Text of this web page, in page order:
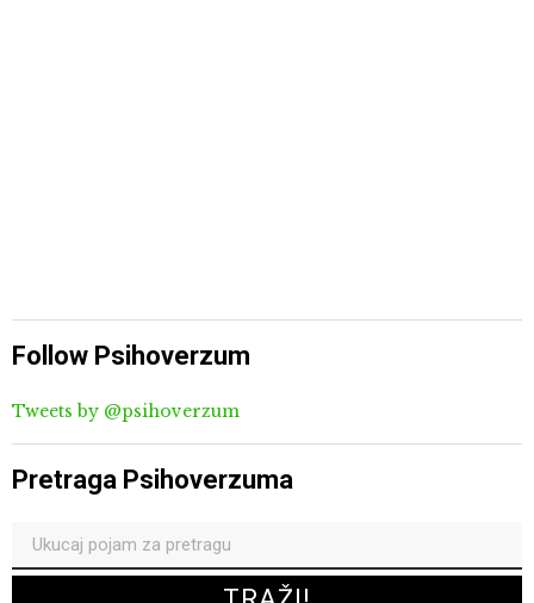
Follow Psihoverzum
Tweets by @psihoverzum
Pretraga Psihoverzuma